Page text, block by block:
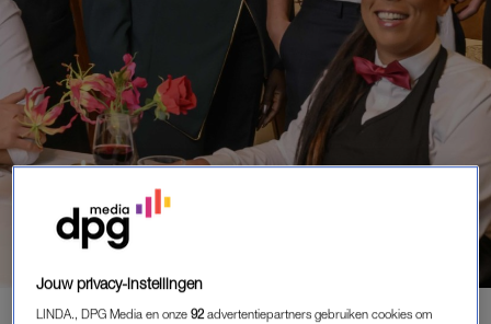
MEDIA|GOED NIEUWS
Jouw privacy-instellingen
LINDA., DPG Media en onze92 advertentiepartners gebruiken cookies om